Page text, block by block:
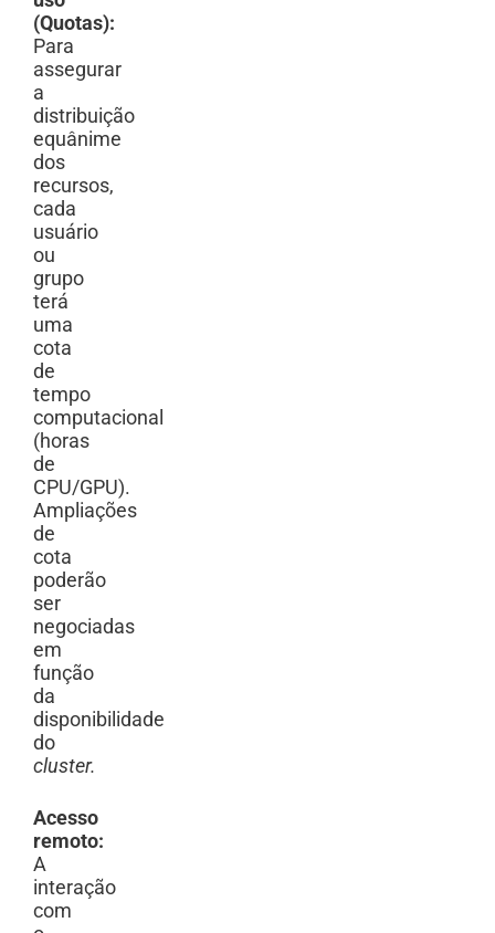
(Quotas):
Para
assegurar
a
distribuição
equânime
dos
recursos,
cada
usuário
ou
grupo
terá
uma
cota
de
tempo
computacional
(horas
de
CPU/GPU).
Ampliações
de
cota
poderão
ser
negociadas
em
função
da
disponibilidade
do
cluster.
Acesso
remoto:
A
interação
com